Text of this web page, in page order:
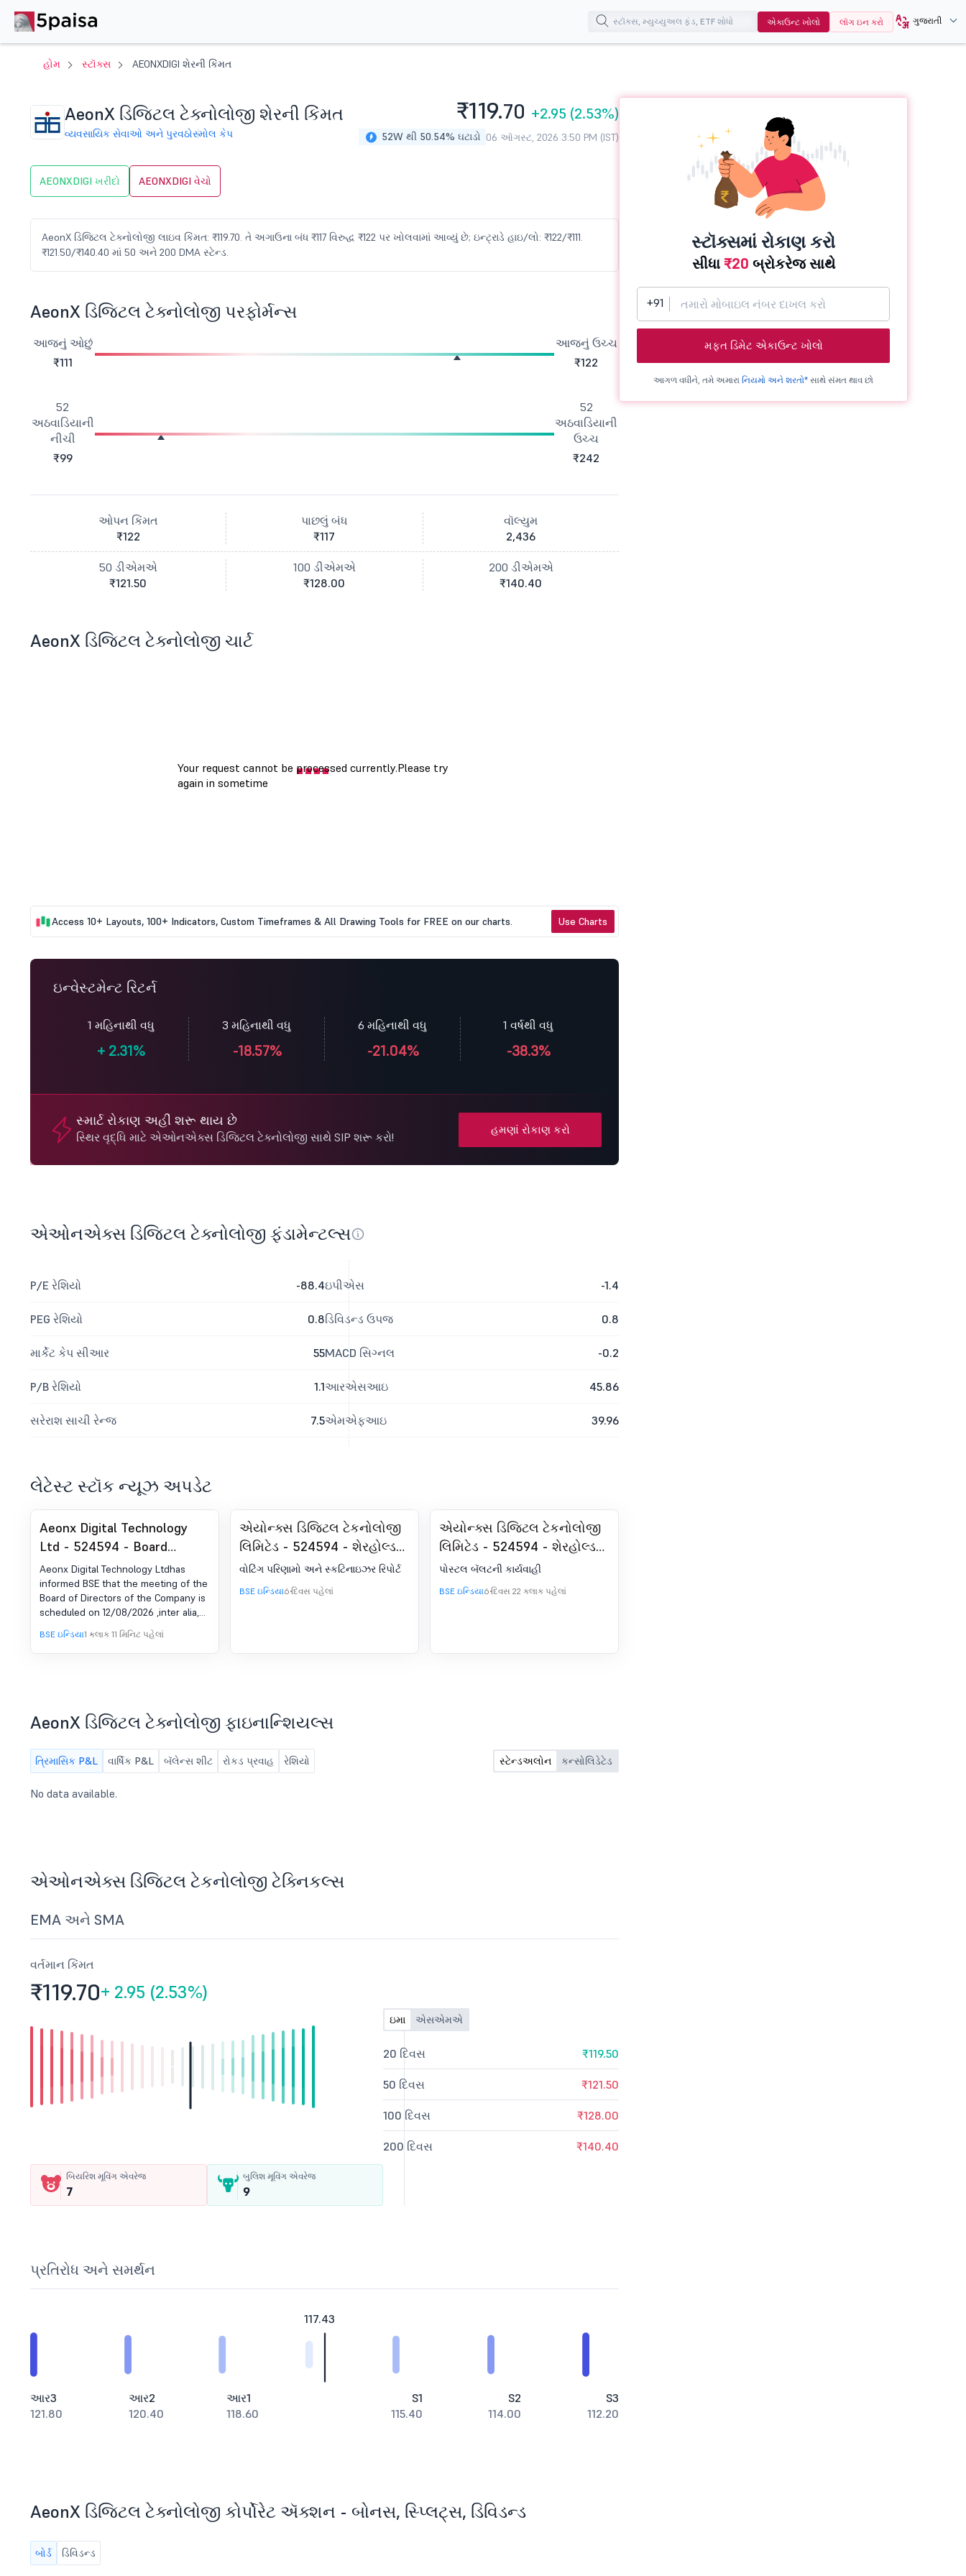
એકાઉન્ટ ખોલો લૉગ ઇન કરો ગુજરાતી
હોમ સ્ટૉક્સ AEONXDIGI શેરની કિંમત
AeonX ડિજિટલ ટેક્નોલોજી શેરની કિંમત
વ્યવસાયિક સેવાઓ અને પુરવઠોસ્મોલ કેપ
₹119.70 +2.95 (2.53%)
52W થી 50.54% ઘટાડો 06 ઑગસ્ટ, 2026 3:50 PM (IST)
AEONXDIGI ખરીદો AEONXDIGI વેચો
AeonX ડિજિટલ ટેક્નોલોજી લાઇવ કિંમત: ₹119.70. તે અગાઉના બંધ ₹117 વિરુદ્ધ ₹122 પર ખોલવામાં આવ્યું છે; ઇન્ટ્રાડે હાઇ/લો: ₹122/₹111.
₹121.50/₹140.40 માં 50 અને 200 DMA સ્ટેન્ડ.
AeonX ડિજિટલ ટેક્નોલોજી પરફોર્મન્સ
આજનું ઓછું
₹111
આજનું ઉચ્ચ
₹122
52
અઠવાડિયાની
નીચી
₹99
52
અઠવાડિયાની
ઉચ્ચ
₹242
ઓપન કિંમત
₹122
પાછલું બંધ
₹117
વૉલ્યુમ
2,436
50 ડીએમએ
₹121.50
100 ડીએમએ
₹128.00
200 ડીએમએ
₹140.40
AeonX ડિજિટલ ટેક્નોલોજી ચાર્ટ
Access 10+ Layouts, 100+ Indicators, Custom Timeframes & All Drawing Tools for FREE on our charts. Use Charts
ઇન્વેસ્ટમેન્ટ રિટર્ન
1 મહિનાથી વધુ
+2.31%
3 મહિનાથી વધુ
-18.57%
6 મહિનાથી વધુ
-21.04%
1 વર્ષથી વધુ
-38.3%
સ્માર્ટ રોકાણ અહીં શરૂ થાય છે
સ્થિર વૃદ્ધિ માટે એઓનએક્સ ડિજિટલ ટેક્નોલોજી સાથે SIP શરૂ કરો!
હમણાં રોકાણ કરો
એઓનએક્સ ડિજિટલ ટેક્નોલોજી ફંડામેન્ટલ્સ
P/E રેશિયો -88.4
PEG રેશિયો 0.8
માર્કેટ કેપ સીઆર 55
P/B રેશિયો 1.1
સરેરાશ સાચી રેન્જ 7.5
ઇપીએસ -1.4
ડિવિડન્ડ ઉપજ 0.8
MACD સિગ્નલ -0.2
આરએસઆઇ 45.86
એમએફઆઇ 39.96
લેટેસ્ટ સ્ટૉક ન્યૂઝ અપડેટ
Aeonx Digital Technology
Ltd - 524594 - Board
Meeting Intimation for Prior
Intimation Of Board Meeting
Scheduled To Be Held On
12Th August, 2026
Aeonx Digital Technology Ltdhas
informed BSE that the meeting of the
Board of Directors of the Company is
scheduled on 12/08/2026 ,inter alia,
to consider and approve Board
Meeting to be scheduled on 12th
August, 2026 for approval of
BSE ઇન્ડિયા1 કલાક 11 મિનિટ પહેલાં
એયોન્ક્સ ડિજિટલ ટેકનોલોજી
લિમિટેડ - 524594 - શેરહોલ્ડર
મીટિંગ/પોસ્ટલ બૅલટ-
સ્ક્રુટિનાઇઝરનો રિપોર્ટ
વોટિંગ પરિણામો અને સ્કટિનાઇઝર રિપોર્ટ
BSE ઇન્ડિયા6 દિવસ પહેલાં
એયોન્ક્સ ડિજિટલ ટેકનોલોજી
લિમિટેડ - 524594 - શેરહોલ્ડર
મીટિંગ/પોસ્ટલ બૅલટ-પોસ્ટલ
બૅલટનું પરિણામ
પોસ્ટલ બૅલટની કાર્યવાહી
BSE ઇન્ડિયા6 દિવસ 22 કલાક પહેલાં
AeonX ડિજિટલ ટેક્નોલોજી ફાઇનાન્શિયલ્સ
ત્રિમાસિક P&L વાર્ષિક P&L બૅલેન્સ શીટ રોકડ પ્રવાહ રેશિયો સ્ટેન્ડઅલોન કન્સોલિડેટેડ
No data available.
એઓનએક્સ ડિજિટલ ટેકનોલોજી ટેક્નિકલ્સ
EMA અને SMA
વર્તમાન કિંમત
₹119.70+ 2.95 (2.53%)
બિયરિશ મૂવિંગ એવરેજ
7
બુલિશ મૂવિંગ એવરેજ
9
ઇમા એસએમએ
20 દિવસ ₹119.50
50 દિવસ ₹121.50
100 દિવસ ₹128.00
200 દિવસ ₹140.40
પ્રતિરોધ અને સમર્થન
117.43
આર3
121.80
આર2
120.40
આર1
118.60
S1
115.40
S2
114.00
S3
112.20
AeonX ડિજિટલ ટેક્નોલોજી કોર્પોરેટ ઍક્શન - બોનસ, સ્પ્લિટ્સ, ડિવિડન્ડ
બોર્ડ ડિવિડન્ડ
સ્ટૉક્સમાં રોકાણ કરો
સીધા ₹20 બ્રોકરેજ સાથે
+91
મફત ડિમેટ એકાઉન્ટ ખોલો
આગળ વધીને, તમે અમારા નિયમો અને શરતો* સાથે સંમત થાવ છો